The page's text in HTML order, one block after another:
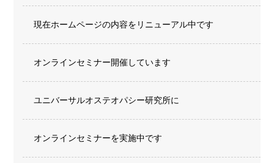
現在ホームページの内容をリニューアル中です
オンラインセミナー開催しています
ユニバーサルオステオパシー研究所に
オンラインセミナーを実施中です